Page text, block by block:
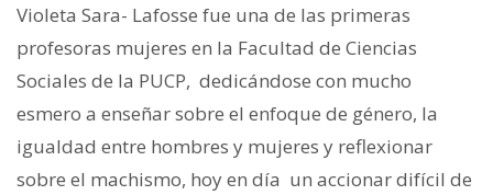
Violeta Sara- Lafosse fue una de las primeras
profesoras mujeres en la Facultad de Ciencias
Sociales de la PUCP, dedicándose con mucho
esmero a enseñar sobre el enfoque de género, la
igualdad entre hombres y mujeres y reflexionar
sobre el machismo, hoy en día un accionar difícil de